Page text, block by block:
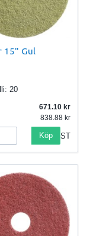
15" Gul
20
671.10
838.88
Köp ST